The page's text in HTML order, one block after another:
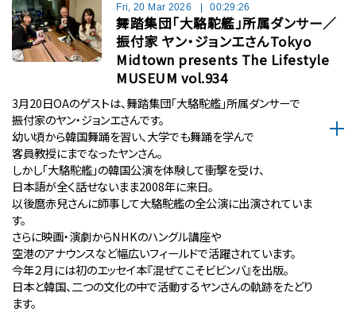
Fri, 20 Mar 2026 | 00:29:26
舞踏集団「大駱駝艦」所属ダンサー／
振付家 ヤン・ジョンエさんTokyo
Midtown presents The Lifestyle
MUSEUM vol.934
3月20日OAのゲストは、舞踏集団「大駱駝艦」所属ダンサーで
振付家のヤン・ジョンエさんです。
幼い頃から韓国舞踊を習い、大学でも舞踊を学んで
客員教授にまでなったヤンさん。
しかし「大駱駝艦」の韓国公演を体験して衝撃を受け、
日本語が全く話せないまま2008年に来日。
以後麿赤兒さんに師事して大駱駝艦の全公演に出演されていま
す。
さらに映画・演劇からNHKのハングル講座や
空港のアナウンスなど幅広いフィールドで活躍されています。
今年２月には初のエッセイ本『混ぜてこそビビンバ』を出版。
日本と韓国、二つの文化の中で活動するヤンさんの軌跡をたどり
ます。